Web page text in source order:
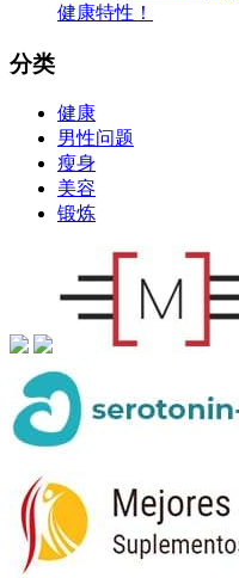
健康特性！
分类
健康
男性问题
瘦身
美容
锻炼